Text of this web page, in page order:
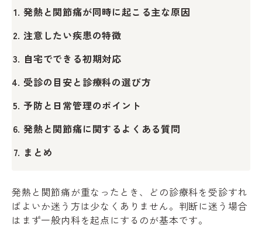
発熱と関節痛が同時に起こる主な原因
注意したい疾患の特徴
自宅でできる初期対応
受診の目安と診療科の選び方
予防と日常管理のポイント
発熱と関節痛に関するよくある質問
まとめ
発熱と関節痛が重なったとき、どの診療科を受診すれ
ばよいか迷う方は少なくありません。判断に迷う場合
はまず一般内科を起点にするのが基本です。